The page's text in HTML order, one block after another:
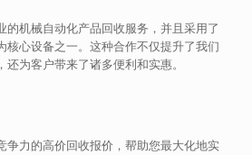
的机械自动化产品回收服务，并且采用了
核心设备之一。这种合作不仅提升了我们
为客户带来了诸多便利和实惠。
争力的高价回收报价，帮助您最大化地实